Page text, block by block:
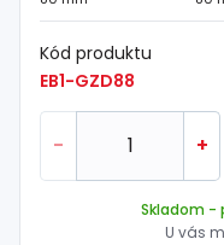
Kód produktu
EB1-GZD88
- +
Skladom -
U vás